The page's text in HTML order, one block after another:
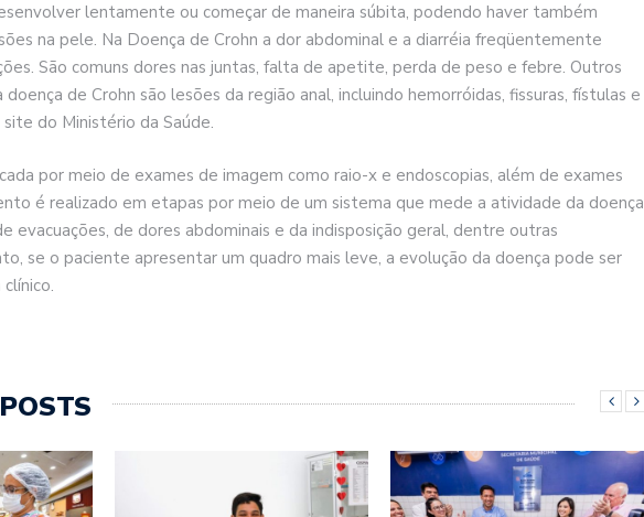
lentamente ou começar de maneira súbita, podendo haver também
na pele. Na Doença de Crohn a dor abdominal e a diarréia freqüentemente
São comuns dores nas juntas, falta de apetite, perda de peso e febre. Outros
de Crohn são lesões da região anal, incluindo hemorróidas, fissuras, fístulas e
site do Ministério da Saúde.
por meio de exames de imagem como raio-x e endoscopias, além de exames
é realizado em etapas por meio de um sistema que mede a atividade da doença
evacuações, de dores abdominais e da indisposição geral, dentre outras
se o paciente apresentar um quadro mais leve, a evolução da doença pode ser